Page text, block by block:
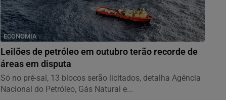
ECONOMIA
Leilões de petróleo em outubro terão recorde de
áreas em disputa
Só no pré-sal, 13 blocos serão licitados, detalha Agência
Nacional do Petróleo, Gás Natural e...